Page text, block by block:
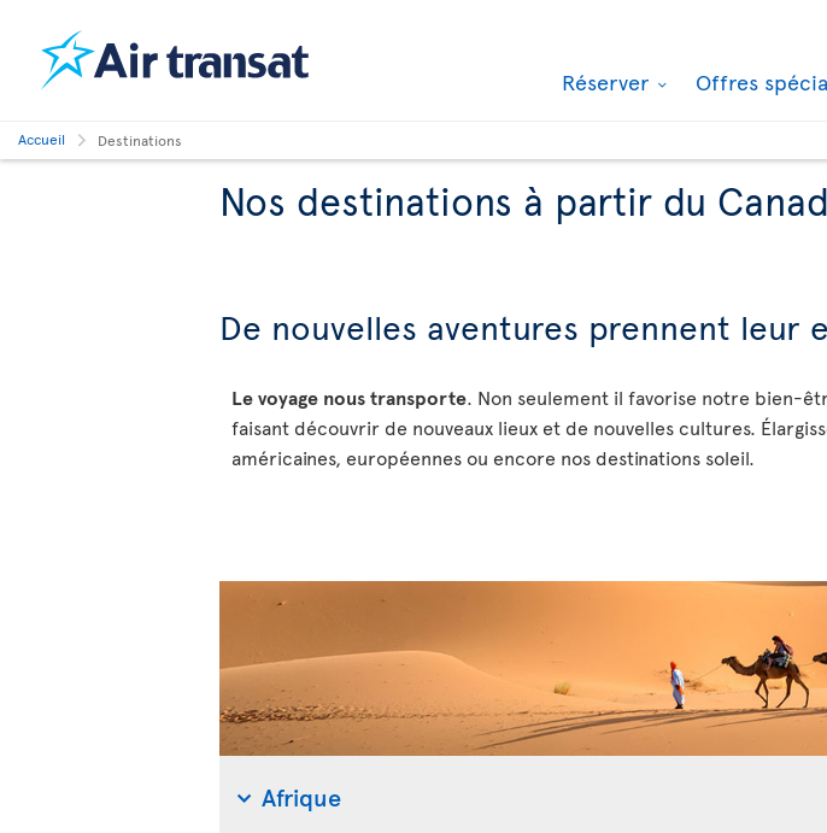
Réserver Offres
Accueil Destinations
Nos destinations à partir du
De nouvelles aventures prennent leur
Le voyage nous transporte. Non seulement il favorise notre bien-
faisant découvrir de nouveaux lieux et de nouvelles cultures.
américaines, européennes ou encore nos destinations soleil.
Afrique